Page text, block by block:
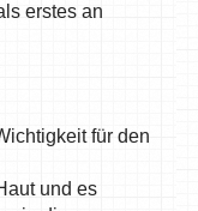
erstes an
für den
und es